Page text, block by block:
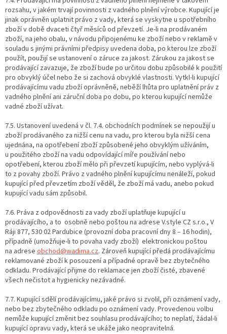
rozsahu, v jakém trvají povinnosti z vadného plnění výrobce. Kupující je
jinak oprávněn uplatnit právo z vady, která se vyskytne u spotřebního
zboží v době dvaceti čtyř měsíců od převzetí. Je-li na prodávaném
zboží, na jeho obalu, v návodu připojenému ke zboží nebo v reklamě v
souladu s jinými právními předpisy uvedena doba, po kterou lze zboží
použít, použijí se ustanovení o záruce za jakost. Zárukou za jakost se
prodávající zavazuje, že zboží bude po určitou dobu způsobilé k použití
pro obvyklý účel nebo že si zachová obvyklé vlastnosti. Vytkl-li kupující
prodávajícímu vadu zboží oprávněně, neběží lhůta pro uplatnění práv z
vadného plnění ani záruční doba po dobu, po kterou kupující nemůže
vadné zboží užívat.
7.5. Ustanovení uvedená v čl. 7.4. obchodních podmínek se nepoužijí u
zboží prodávaného za nižší cenu na vadu, pro kterou byla nižší cena
ujednána, na opotřebení zboží způsobené jeho obvyklým užíváním,
u použitého zboží na vadu odpovídající míře používání nebo
opotřebení, kterou zboží mělo při převzetí kupujícím, nebo vyplývá-li
to z povahy zboží. Právo z vadného plnění kupujícímu nenáleží, pokud
kupující před převzetím zboží věděl, že zboží má vadu, anebo pokud
kupující vadu sám způsobil.
7.6. Práva z odpovědnosti za vady zboží uplatňuje kupující u
prodávajícího, a to osobně nebo poštou na adrese V.style CZ s.r.o., V
Ráji 877, 530 02 Pardubice (provozní doba pracovní dny 8 – 16 hodin),
případně (umožňuje-li to povaha vady zboží) elektronickou poštou
na adrese obchod@wadima.cz. Zároveň kupující předá prodávajícímu
reklamované zboží k posouzení a případné opravě bez zbytečného
odkladu. Prodávající přijme do reklamace jen zboží čisté, zbavené
všech nečistot a hygienicky nezávadné.
7.7. Kupující sdělí prodávajícímu, jaké právo si zvolil, při oznámení vady,
nebo bez zbytečného odkladu po oznámení vady. Provedenou volbu
nemůže kupující změnit bez souhlasu prodávajícího; to neplatí, žádal-li
kupující opravu vady, která se ukáže jako neopravitelná.